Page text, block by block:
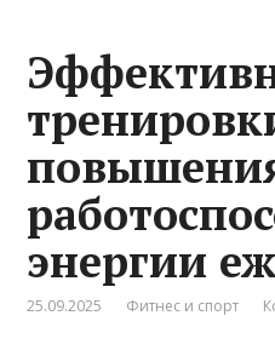
энергии
25.09.2025 Фитнес и спорт